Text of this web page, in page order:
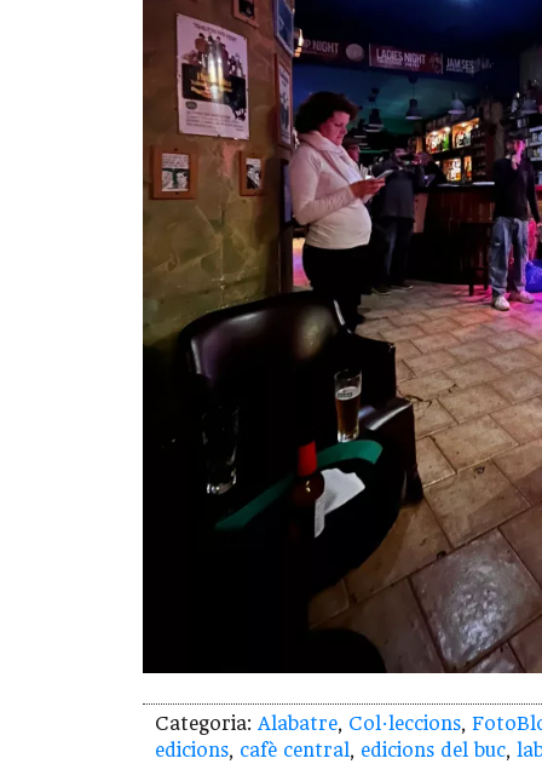
Categoria: Alabatre, Col·leccions,
edicions, cafè central, edicions del buc,